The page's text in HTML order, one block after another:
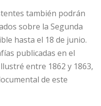
también podrán
sobre la Segunda
hasta el 18 de junio.
publicadas en el
entre 1862 y 1863,
de este